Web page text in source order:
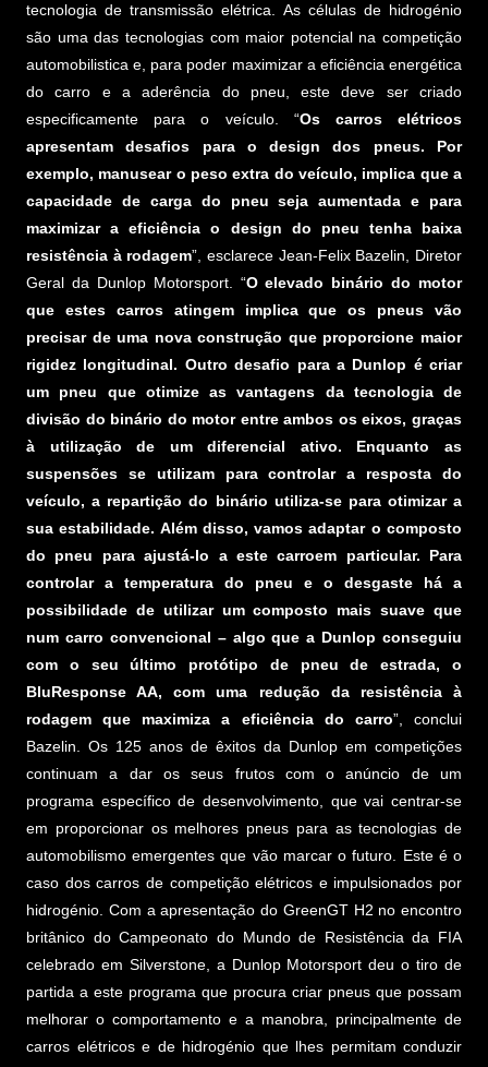
tecnologia de transmissão elétrica. As células de hidrogénio
são uma das tecnologias com maior potencial na competição
automobilistica e, para poder maximizar a eficiência energética
do carro e a aderência do pneu, este deve ser criado
especificamente para o veículo. “Os carros elétricos
apresentam desafios para o design dos pneus. Por
exemplo, manusear o peso extra do veículo, implica que a
capacidade de carga do pneu seja aumentada e para
maximizar a eficiência o design do pneu tenha baixa
resistência à rodagem”, esclarece Jean-Felix Bazelin, Diretor
Geral da Dunlop Motorsport. “O elevado binário do motor
que estes carros atingem implica que os pneus vão
precisar de uma nova construção que proporcione maior
rigidez longitudinal. Outro desafio para a Dunlop é criar
um pneu que otimize as vantagens da tecnologia de
divisão do binário do motor entre ambos os eixos, graças
à utilização de um diferencial ativo. Enquanto as
suspensões se utilizam para controlar a resposta do
veículo, a repartição do binário utiliza-se para otimizar a
sua estabilidade. Além disso, vamos adaptar o composto
do pneu para ajustá-lo a este carroem particular. Para
controlar a temperatura do pneu e o desgaste há a
possibilidade de utilizar um composto mais suave que
num carro convencional – algo que a Dunlop conseguiu
com o seu último protótipo de pneu de estrada, o
BluResponse AA, com uma redução da resistência à
rodagem que maximiza a eficiência do carro”, conclui
Bazelin. Os 125 anos de êxitos da Dunlop em competições
continuam a dar os seus frutos com o anúncio de um
programa específico de desenvolvimento, que vai centrar-se
em proporcionar os melhores pneus para as tecnologias de
automobilismo emergentes que vão marcar o futuro. Este é o
caso dos carros de competição elétricos e impulsionados por
hidrogénio. Com a apresentação do GreenGT H2 no encontro
britânico do Campeonato do Mundo de Resistência da FIA
celebrado em Silverstone, a Dunlop Motorsport deu o tiro de
partida a este programa que procura criar pneus que possam
melhorar o comportamento e a manobra, principalmente de
carros elétricos e de hidrogénio que lhes permitam conduzir